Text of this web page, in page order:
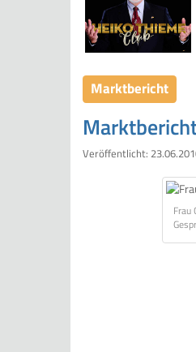
Marktbericht
Veröffentlicht:
Frau